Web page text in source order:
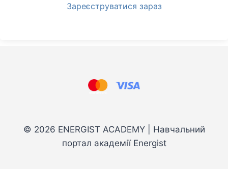
Зареєструватися зараз
© 2026 ENERGIST ACADEMY | Навчальний
портал академії Energist